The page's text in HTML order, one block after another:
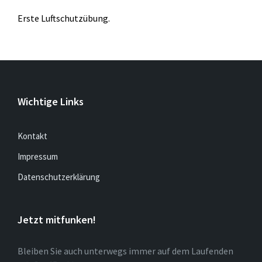
Erste Luftschutzübung.
Wichtige Links
Kontakt
Impressum
Datenschutzerklärung
Jetzt mitfunken!
Bleiben Sie auch unterwegs immer auf dem Laufenden